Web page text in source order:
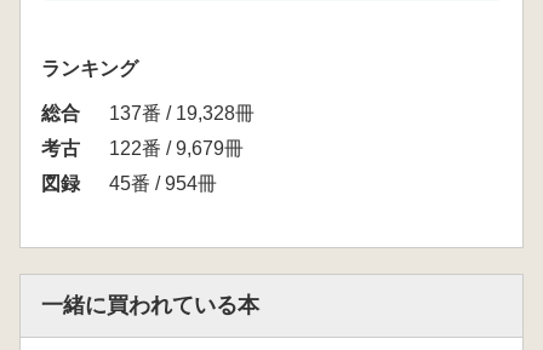
ランキング
総合
137番 / 19,328冊
考古
122番 / 9,679冊
図録
45番 / 954冊
一緒に買われている本